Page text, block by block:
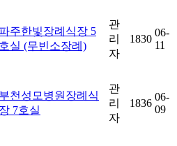
파주한빛장례식장 5
호실 (무빈소장례)
관
리
자
1830
06-
11
부천성모병원장례식
장 7호실
관
리
자
1836
06-
09